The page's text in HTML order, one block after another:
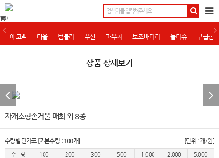
0
에코백 타올 텀블러 우산 파우치 보조배터리 물티슈 구급함
상품 상세보기
자개소형손거울-매화 외 8종
수량별 단가표 [기본수량 : 100개] [단위 : 개/원]
수 량 100 200 300 500 1,000 2,000
5,000